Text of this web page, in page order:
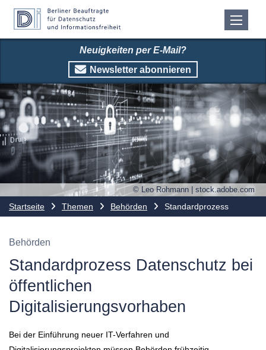
Neuigkeiten per E-Mail?
Newsletter abonnieren
© Leo Rohmann | stock.adobe.com
Startseite Themen Behörden Standardprozess
Behörden
Standardprozess Datenschutz bei
öffentlichen
Digitalisierungsvorhaben
Bei der Einführung neuer IT-Verfahren und